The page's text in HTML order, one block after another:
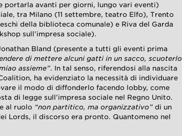
portarla avanti per giorni, lungo vari eventi)
tra Milano (11 settembre, teatro Elfo), Trento
della biblioteca comunale) e Riva del Garda
sull’impresa sociale).
Bland (presente a tutti gli eventi prima
di mettere alcuni gatti in un sacco, scuoterlo
assieme”. In tal senso, riferendosi alla nascita
ha evidenziato la necessità di individuare
il modo di diffonderlo facendo lobby, come
di legge sull’impresa sociale nel Regno Unito.
al ruolo “non partitico, ma organizzativo” di un
Lords, il discorso era pronto. Quantomeno nel